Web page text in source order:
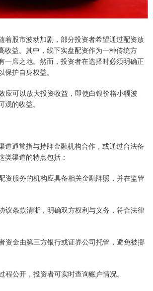
着股市波动加剧，部分投资者希望通过配资放
收益。其中，线下实盘配资作为一种传统方
一席之地。然而，投资者在选择时必须明确正
护自身权益。
应可以放大投资收益，即使白银价格小幅波
的收益。
道通常指与持牌金融机构合作，或通过合法备
类渠道的特点包括：
资服务的机构应具备相关金融牌照，并在监管
议条款清晰，明确双方权利与义务，符合法律
资金由第三方银行或证券公司托管，避免被挪
程公开，投资者可实时查询账户情况。